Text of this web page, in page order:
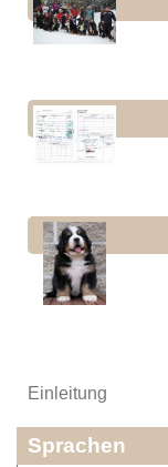
Einleitung
Sprachen